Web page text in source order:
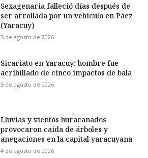
Sexagenaria falleció días después de
ser arrollada por un vehículo en Páez
(Yaracuy)
5 de agosto de 2026
Sicariato en Yaracuy: hombre fue
acribillado de cinco impactos de bala
5 de agosto de 2026
Lluvias y vientos huracanados
provocaron caída de árboles y
anegaciones en la capital yaracuyana
4 de agosto de 2026